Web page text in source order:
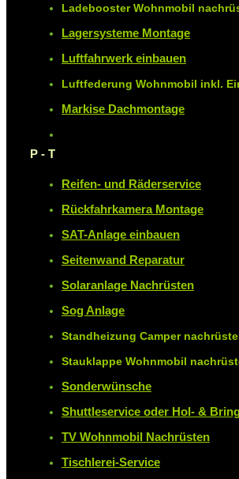
Ladebooster Wohnmobil
Lagersysteme Montage
Luftfahrwerk einbauen
Luftfederung Wohnmobil inkl.
Markise Dachmontage
P - T
Reifen- und Räderservice
Rückfahrkamera Montage
SAT-Anlage einbauen
Seitenwand Reparatur
Solaranlage Nachrüsten
Sog Anlage
Standheizung Camper
Stauklappe Wohnmobil
Sonderwünsche
Shuttleservice oder Hol- &
TV Wohnmobil Nachrüsten
Tischlerei-Service